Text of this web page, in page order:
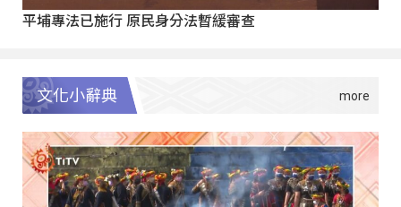
平埔專法已施行 原民身分法暫緩審查
文化小辭典